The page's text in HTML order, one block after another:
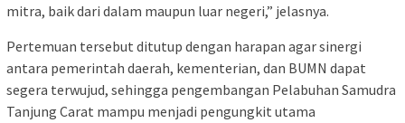
mitra, baik dari dalam maupun luar negeri,” jelasnya.
Pertemuan tersebut ditutup dengan harapan agar sinergi
antara pemerintah daerah, kementerian, dan BUMN dapat
segera terwujud, sehingga pengembangan Pelabuhan Samudra
Tanjung Carat mampu menjadi pengungkit utama